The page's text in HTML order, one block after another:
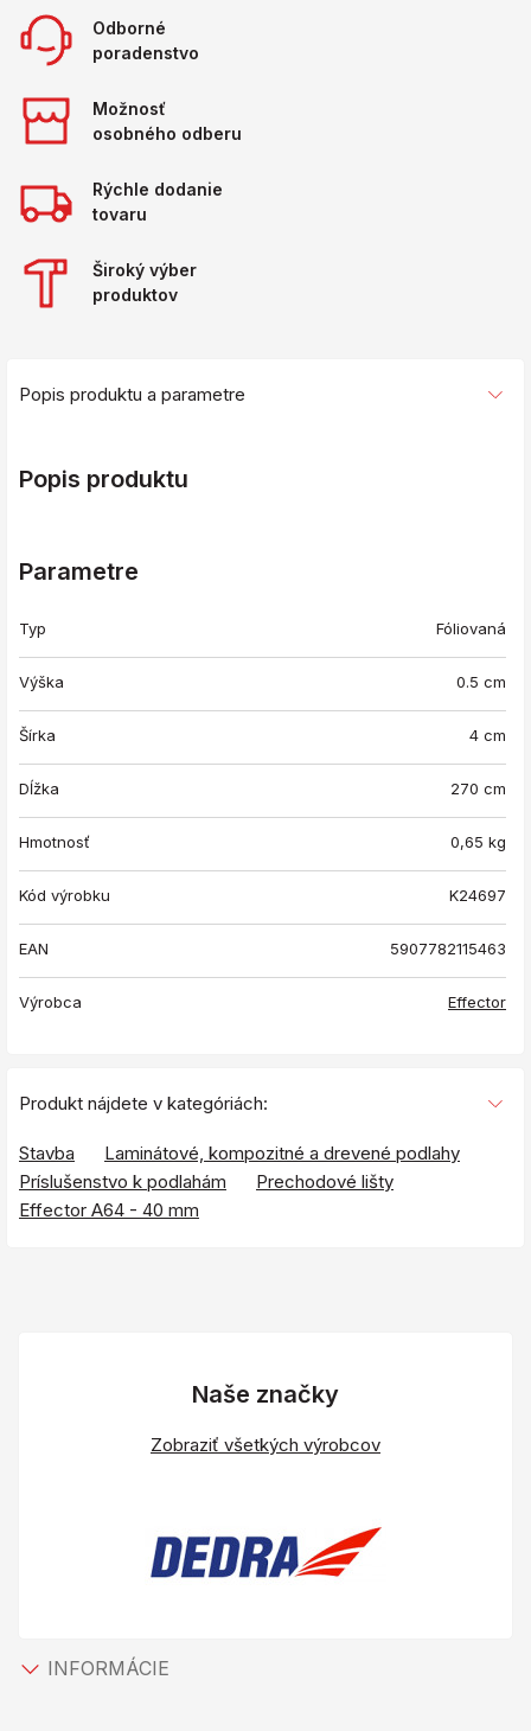
Odborné
poradenstvo
Možnosť
osobného odberu
Rýchle dodanie
tovaru
Široký výber
produktov
Popis produktu a parametre
Popis produktu
Parametre
Typ Fóliovaná
Výška 0.5 cm
Šírka 4 cm
Dĺžka 270 cm
Hmotnosť 0,65 kg
Kód výrobku K24697
EAN 5907782115463
Výrobca Effector
Produkt nájdete v kategóriách:
Stavba
Laminátové, kompozitné a drevené podlahy
Príslušenstvo k podlahám
Prechodové lišty
Effector A64 - 40 mm
Naše značky
Zobraziť všetkých výrobcov
INFORMÁCIE